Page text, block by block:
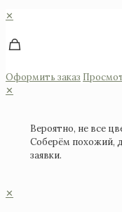
✕
Оформить заказ
✕
Вероятно, не все
Соберём похожий,
заявки.
✕